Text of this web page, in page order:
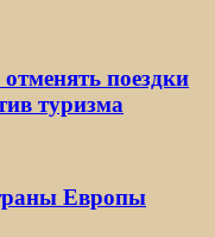
поездки
туризма
Европы